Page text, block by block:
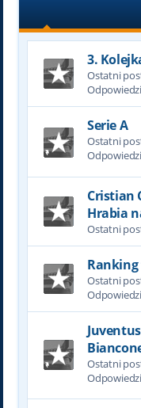
3.
Ostatni
Serie A
Ostatni
Cristian
Hrabia
Ostatni
Ranking
Ostatni
Ostatni